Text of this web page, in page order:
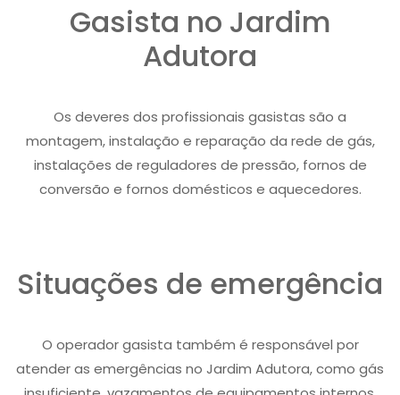
Gasista no Jardim
Adutora
Os deveres dos profissionais gasistas são a
montagem, instalação e reparação da rede de gás,
instalações de reguladores de pressão, fornos de
conversão e fornos domésticos e aquecedores.
Situações de emergência
O operador gasista também é responsável por
atender as emergências no Jardim Adutora, como gás